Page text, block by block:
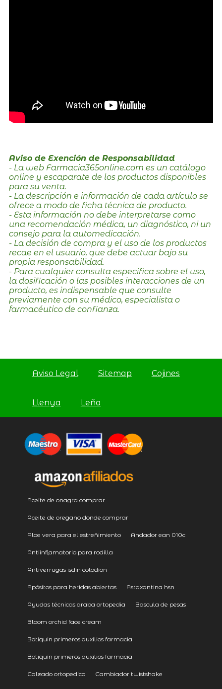
Aviso de Exención de Responsabilidad
- La web Farmacia365online.com es un catálogo
online y escaparate de los productos disponibles
para su venta.
- La descripción e información de cada artículo se
ofrece a modo de ficha técnica de producto.
- Esta información no debe interpretarse como
una recomendación médica, un diagnóstico, ni un
consejo para la automedicación.
- La decisión de compra y el uso de los productos
recae en el usuario, que debe actuar bajo su
propia responsabilidad.
- Para cualquier consulta específica sobre el uso,
la dosificación o las posibles interacciones de un
producto, es indispensable que consulte
previamente con su médico, especialista o
farmacéutico de confianza.
Aviso Legal Sitemap Cojines
Llenya Leña
Aceite de onagra comprar
Aceite de oregano donde comprar
Aloe vera para el estreñimiento Andador ean 010c
Antiinflamatorio para rodilla
Antiverrugas isdin colodion
Apósitos para heridas abiertas Astaxantina hsn
Ayudas técnicas araba ortopedia Bascula de pesas
Bloom orchid face cream
Botiquin primeros auxilios farmacia
Botiquín primeros auxilios farmacia
Calzado ortopedico Cambiador twistshake